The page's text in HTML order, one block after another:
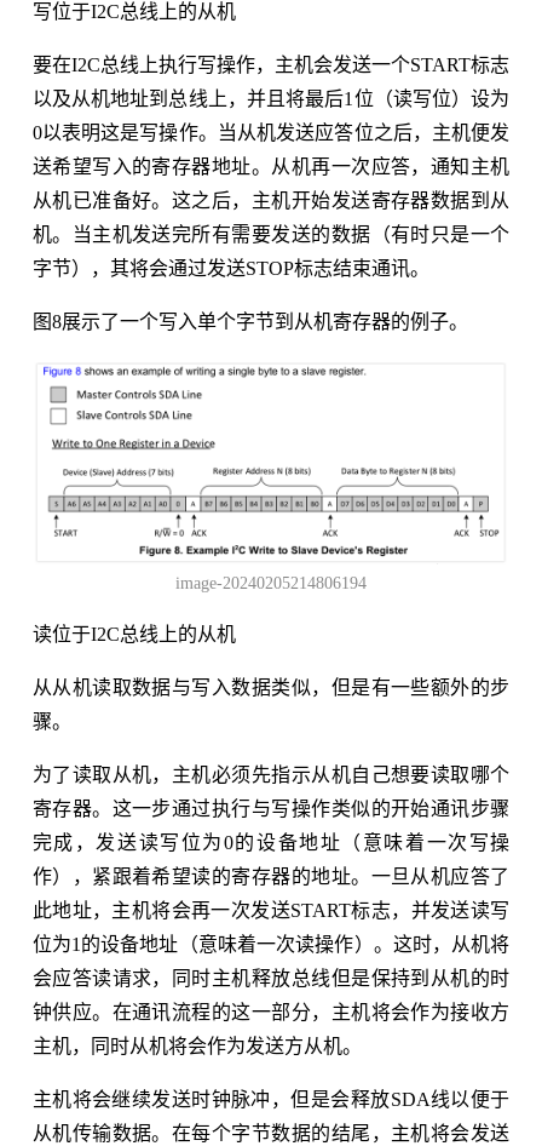
写位于I2C总线上的从机
要在I2C总线上执行写操作，主机会发送一个START标志
以及从机地址到总线上，并且将最后1位（读写位）设为
0以表明这是写操作。当从机发送应答位之后，主机便发
送希望写入的寄存器地址。从机再一次应答，通知主机
从机已准备好。这之后，主机开始发送寄存器数据到从
机。当主机发送完所有需要发送的数据（有时只是一个
字节），其将会通过发送STOP标志结束通讯。
图8展示了一个写入单个字节到从机寄存器的例子。
image-20240205214806194
读位于I2C总线上的从机
从从机读取数据与写入数据类似，但是有一些额外的步
骤。
为了读取从机，主机必须先指示从机自己想要读取哪个
寄存器。这一步通过执行与写操作类似的开始通讯步骤
完成，发送读写位为0的设备地址（意味着一次写操
作），紧跟着希望读的寄存器的地址。一旦从机应答了
此地址，主机将会再一次发送START标志，并发送读写
位为1的设备地址（意味着一次读操作）。这时，从机将
会应答读请求，同时主机释放总线但是保持到从机的时
钟供应。在通讯流程的这一部分，主机将会作为接收方
主机，同时从机将会作为发送方从机。
主机将会继续发送时钟脉冲，但是会释放SDA线以便于
从机传输数据。在每个字节数据的结尾，主机将会发送